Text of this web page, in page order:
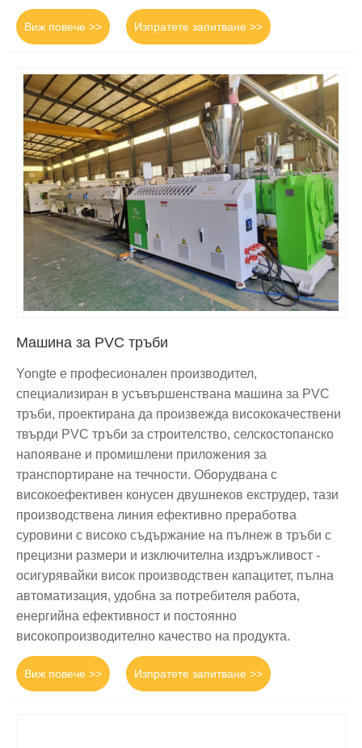
Виж повече >> Изпратете запитване >>
Машина за PVC тръби
Yongte е професионален производител,
специализиран в усъвършенствана машина за PVC
тръби, проектирана да произвежда висококачествени
твърди PVC тръби за строителство, селскостопанско
напояване и промишлени приложения за
транспортиране на течности. Оборудвана с
високоефективен конусен двушнеков екструдер, тази
производствена линия ефективно преработва
суровини с високо съдържание на пълнеж в тръби с
прецизни размери и изключителна издръжливост -
осигурявайки висок производствен капацитет, пълна
автоматизация, удобна за потребителя работа,
енергийна ефективност и постоянно
високопроизводително качество на продукта.
Виж повече >> Изпратете запитване >>